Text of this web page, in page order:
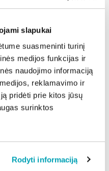
slapukai
suasmeninti turinį
medijos funkcijas ir
naudojimo informaciją
reklamavimo ir
pridėti prie kitos jūsų
surinktos
Rodyti informaciją
pažeidimas, galima
inf.